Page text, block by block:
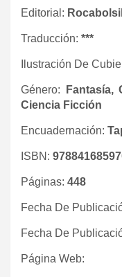
Editorial:
Traducción: ***
Ilustración De
Género:
Fantasía,
Ciencia Ficción
Encuadernación:
ISBN:
Páginas: 448
Fecha De
Fecha De
Página Web: